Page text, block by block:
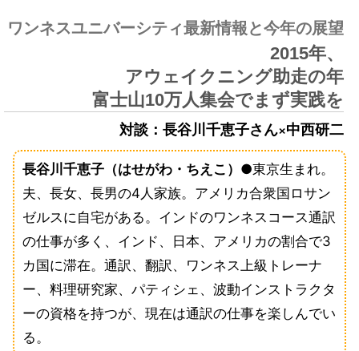
ワンネスユニバーシティ最新情報と今年の展望
2015年、
アウェイクニング助走の年
富士山10万人集会でまず実践を
対談：長谷川千恵子さん×中西研二
長谷川千恵子（はせがわ・ちえこ） ●東京生まれ。
夫、長女、長男の4人家族。アメリカ合衆国ロサン
ゼルスに自宅がある。インドのワンネスコース通訳
の仕事が多く、インド、日本、アメリカの割合で3
カ国に滞在。通訳、翻訳、ワンネス上級トレーナ
ー、料理研究家、パティシェ、波動インストラクタ
ーの資格を持つが、現在は通訳の仕事を楽しんでい
る。